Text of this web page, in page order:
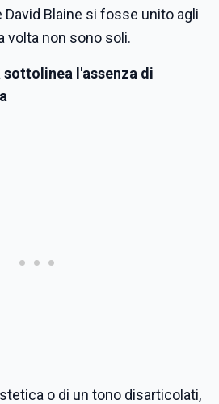
Blaine si fosse unito agli
volta non sono soli.
l'assenza di
o di un tono disarticolati,